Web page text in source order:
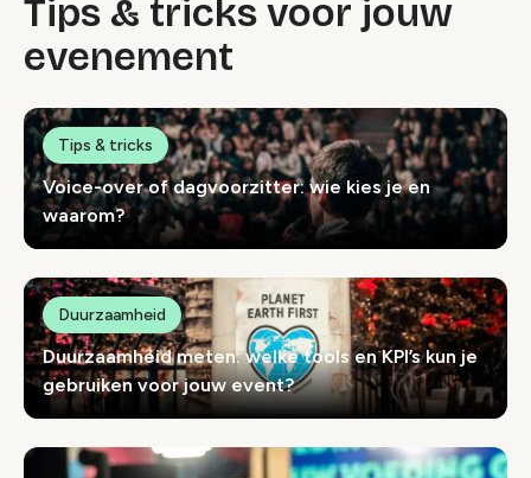
Tips & tricks voor jouw
evenement
Voice-over of dagvoorzitter: wie kies je en
waarom?
Tips & tricks
Duurzaamheid meten: welke tools en KPI’s kun je
gebruiken voor jouw event?
Duurzaamheid